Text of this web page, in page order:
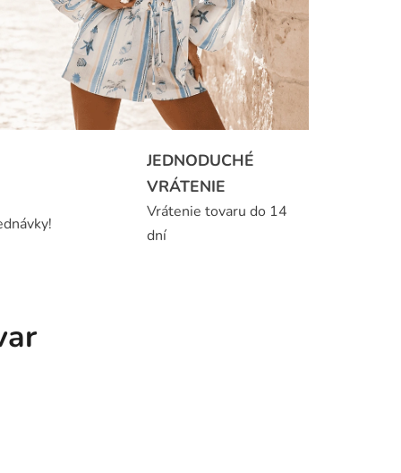
JEDNODUCHÉ
VRÁTENIE
Vrátenie tovaru do 14
dní